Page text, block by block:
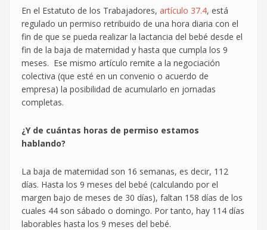
En el Estatuto de los Trabajadores, artículo 37.4, está
regulado un permiso retribuido de una hora diaria con el
fin de que se pueda realizar la lactancia del bebé desde el
fin de la baja de maternidad y hasta que cumpla los 9
meses. Ese mismo artículo remite a la negociación
colectiva (que esté en un convenio o acuerdo de
empresa) la posibilidad de acumularlo en jornadas
completas.
¿Y de cuántas horas de permiso estamos
hablando?
La baja de maternidad son 16 semanas, es decir, 112
días. Hasta los 9 meses del bebé (calculando por el
margen bajo de meses de 30 días), faltan 158 días de los
cuales 44 son sábado o domingo. Por tanto, hay 114 días
laborables hasta los 9 meses del bebé.